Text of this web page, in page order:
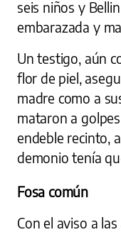
seis niños y
embarazada y
Un testigo, aún
flor de piel,
madre como a
mataron a
endeble recinto,
demonio tenía
Fosa común
Con el aviso a